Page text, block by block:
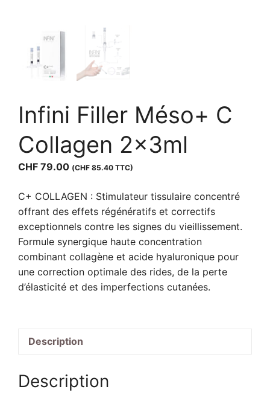
Infini Filler Méso+ C
Collagen 2x3ml
CHF 79.00 (CHF 85.40 TTC)
C+ COLLAGEN : Stimulateur tissulaire concentré
offrant des effets régénératifs et correctifs
exceptionnels contre les signes du vieillissement.
Formule synergique haute concentration
combinant collagène et acide hyaluronique pour
une correction optimale des rides, de la perte
d’élasticité et des imperfections cutanées.
Description
Description